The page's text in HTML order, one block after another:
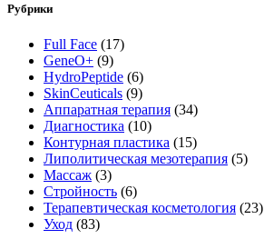
Рубрики
Full Face (17)
GeneO+ (9)
HydroPeptide (6)
SkinCeuticals (9)
Аппаратная терапия (34)
Диагностика (10)
Контурная пластика (15)
Липолитическая мезотерапия (5)
Массаж (3)
Стройность (6)
Терапевтическая косметология (23)
Уход (83)